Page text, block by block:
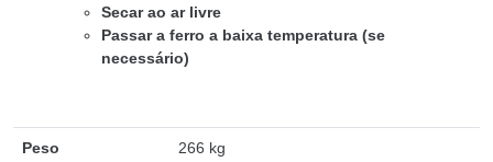
Secar ao ar livre
Passar a ferro a baixa temperatura (se
necessário)
Peso 266 kg